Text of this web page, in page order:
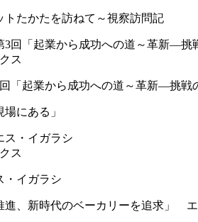
トたかたを訪ねて～視察訪問記
ス
回「起業から成功への道～革新―挑戦
場にある」
ス
・イガラシ
進、新時代のベーカリーを追求」